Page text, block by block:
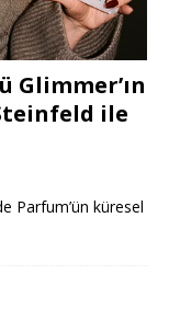
Glimmer’ın
ile
Parfum’ün küresel